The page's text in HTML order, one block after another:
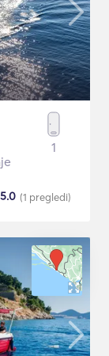
1
(1 pregledi)
5.0